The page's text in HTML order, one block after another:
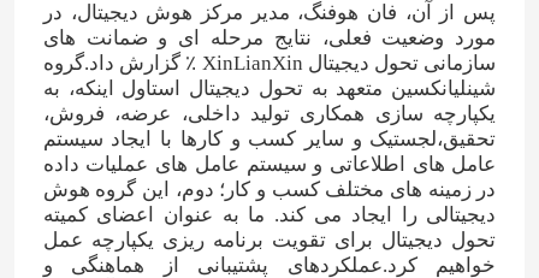
محصولات
فیلم های
درباره ما
تور کارخانه
پس از آن، فان هوفنگ، مدیر مرکز هوش دیجیتال، در
مورد وضعیت فعلی، نتایج مرحله ای و ضمانت های
سازمانی تحول دیجیتال XinLianXin ٪ گزارش داد.گروه
شينليانکسين متعهد به تحول دیجیتال استاول اینکه، به
یکپارچه سازی همکاری تولید داخلی، عرضه، فروش،
تحقیق،لجستیک و سایر کسب و کارها با ایجاد سیستم
عامل های اطلاعاتی و سیستم عامل های عملیات داده
در زمینه های مختلف کسب و کار؛ دوم، این گروه هوش
دیجیتالی را ایجاد می کند. ما به عنوان اعضای کمیته
تحول دیجیتال برای تقویت برنامه ریزی یکپارچه عمل
خواهیم کرد.عملکردهای پشتیبانی از هماهنگی و